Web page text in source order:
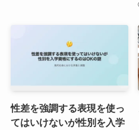
性差を強調する表現を使っ
てはいけないが性別を入学